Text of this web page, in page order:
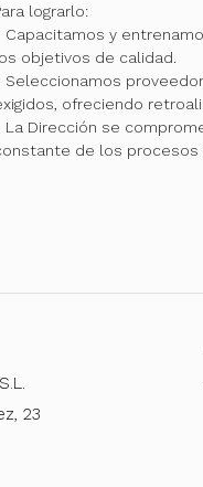
lograrlo:
Capacitamos y
objetivos de calidad.
Seleccionamos
ofreciendo
La Dirección se
de los procesos
23